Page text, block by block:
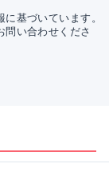
基づいています。
い合わせくださ